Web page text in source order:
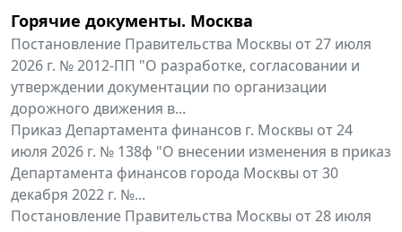
Горячие документы. Москва
Постановление Правительства Москвы от 27 июля
2026 г. № 2012-ПП "О разработке, согласовании и
утверждении документации по организации
дорожного движения в...
Приказ Департамента финансов г. Москвы от 24
июля 2026 г. № 138ф "О внесении изменения в приказ
Департамента финансов города Москвы от 30
декабря 2022 г. №...
Постановление Правительства Москвы от 28 июля